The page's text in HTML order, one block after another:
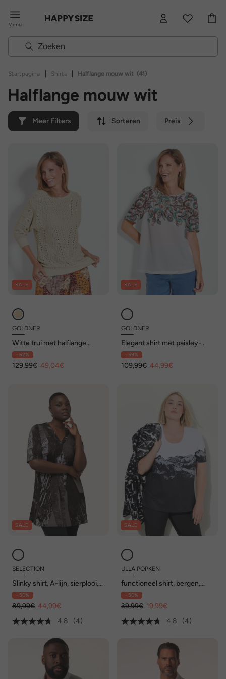
Menu
Startpagina | Shirts | Halflange mouw wit (41)
Halflange mouw wit
Meer Filters Sorteren Preis
SALE
GOLDNER
Witte trui met halflange
mouwen
- 62%
129,99€ 49,04€
SALE
GOLDNER
Elegant shirt met paisley-
motief
- 59%
109,99€ 44,99€
SALE
SELECTION
Slinky shirt, A-lijn, sierplooi,
V-hals, halflange mouwen
- 50%
89,99€ 44,99€
4.8
(4)
SALE
ULLA POPKEN
functioneel shirt, bergen,
ronde hals, korte mouwen,
gerecycled
- 50%
39,99€ 19,99€
4.8
(4)